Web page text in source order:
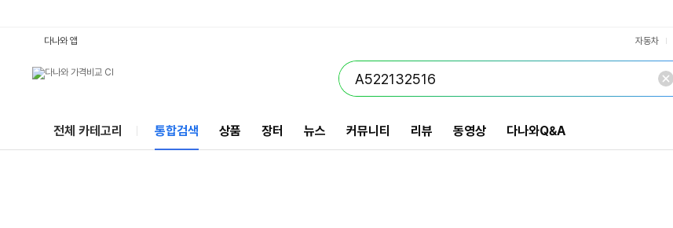
다나와 앱 자동차
전체 카테고리 통합검색 상품 장터 뉴스 커뮤니티 리뷰 동영상 다나와Q&A